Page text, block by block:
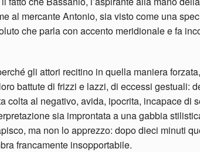
al mercante Antonio, sia visto come una
che parla con accento meridionale e fa
gli attori recitino in quella maniera
battute di frizzi e lazzi, di eccessi gestuali:
colta al negativo, avida, ipocrita, incapace di
sia improntata a una gabbia
ma non lo apprezzo: dopo dieci minuti
francamente insopportabile.